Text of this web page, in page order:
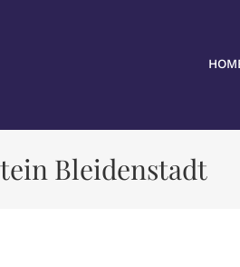
Bleidenstadt